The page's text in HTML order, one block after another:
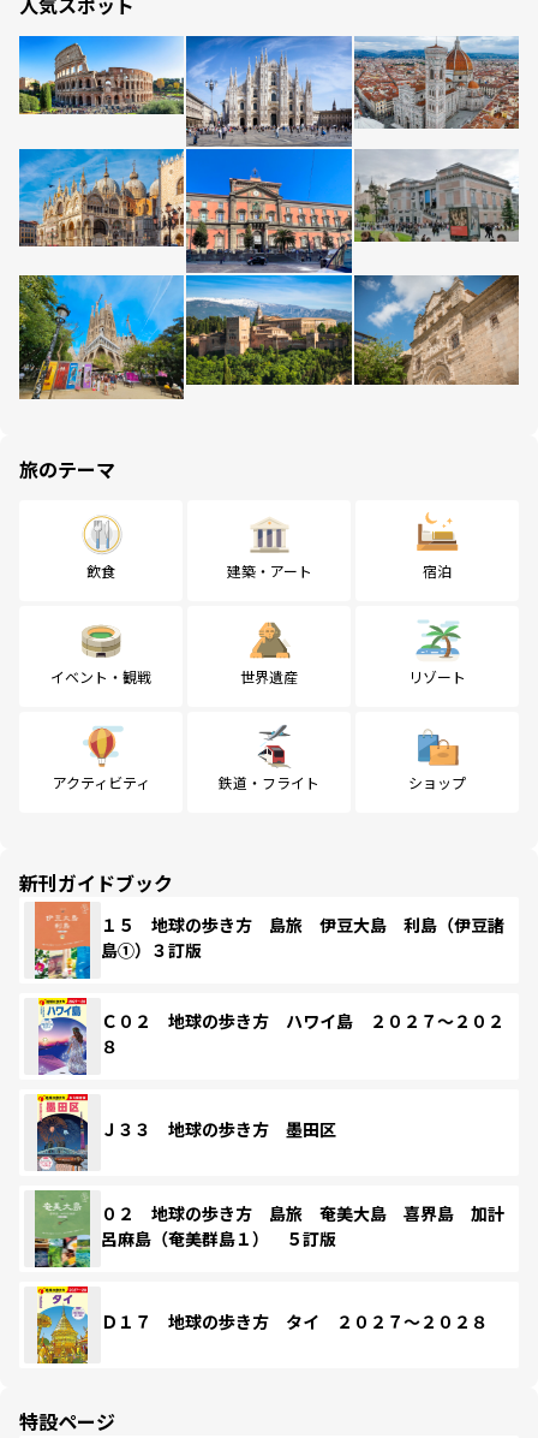
旅のテーマ
飲食 建築・アート 宿泊
イベント・観戦 世界遺産 リゾート
アクティビティ 鉄道・フライト ショップ
新刊ガイドブック
１５ 地球の歩き方 島旅 伊豆大島 利島（伊豆諸
島①）３訂版
Ｃ０２ 地球の歩き方 ハワイ島 ２０２７～２０２
８
Ｊ３３ 地球の歩き方 墨田区
０２ 地球の歩き方 島旅 奄美大島 喜界島 加計
呂麻島（奄美群島１） ５訂版
Ｄ１７ 地球の歩き方 タイ ２０２７～２０２８
特設ページ